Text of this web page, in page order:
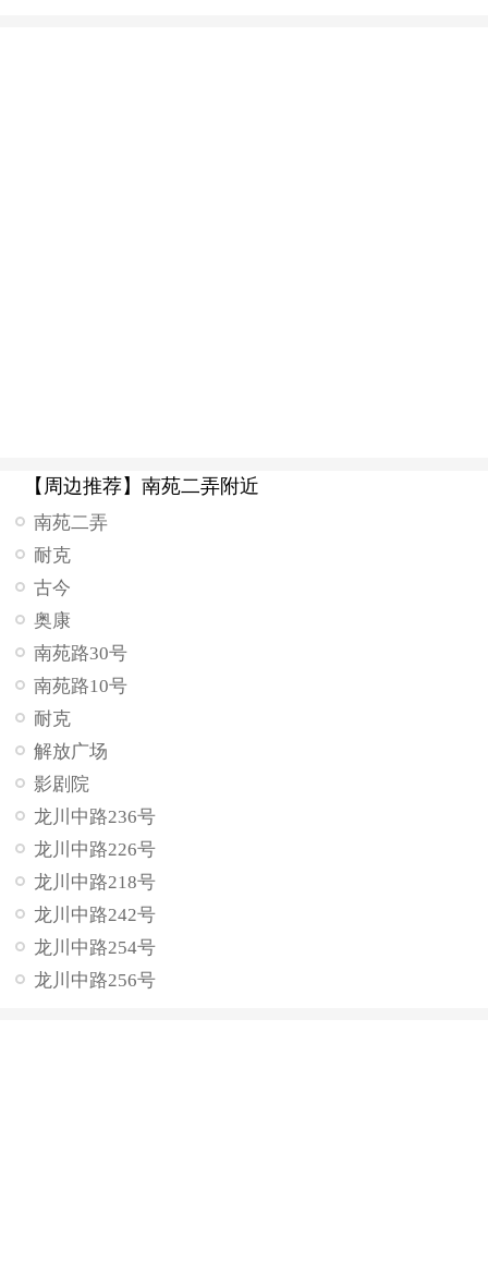
【周边推荐】南苑二弄附近
南苑二弄
耐克
古今
奥康
南苑路30号
南苑路10号
耐克
解放广场
影剧院
龙川中路236号
龙川中路226号
龙川中路218号
龙川中路242号
龙川中路254号
龙川中路256号